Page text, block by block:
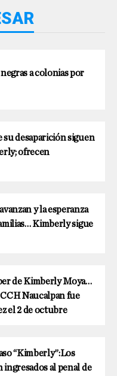
a colonias por
su desaparición siguen
ofrecen
y la esperanza
Kimberly sigue
de Kimberly Moya…
Naucalpan fue
el 2 de octubre
“Kimberly”:Los
al penal de